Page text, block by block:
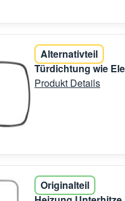
Alternativteil
Türdichtung wie
Produkt Details
Originalteil